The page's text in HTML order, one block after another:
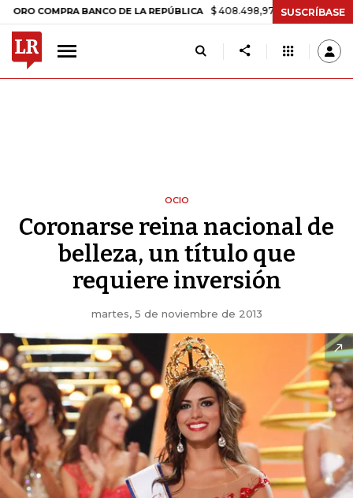
BANCO DE LA REPÚBLICA $ 408.498,97 +$ 8.753,81 +2,19%
SUSCRÍBASE
OCIO
Coronarse reina nacional de
belleza, un título que
requiere inversión
martes, 5 de noviembre de 2013